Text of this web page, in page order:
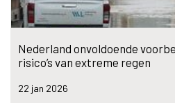
Nederland onvoldoende
risico’s van extreme regen
22 jan 2026